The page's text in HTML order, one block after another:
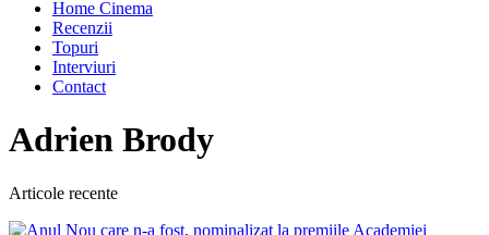
Home Cinema
Recenzii
Topuri
Interviuri
Contact
Adrien Brody
Articole recente